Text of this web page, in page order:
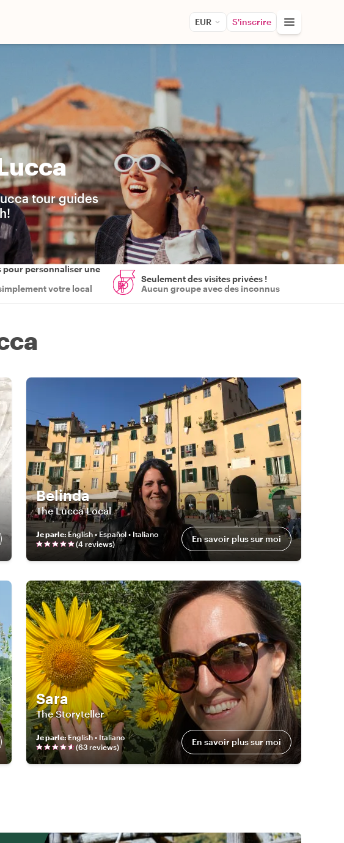
EUR S'inscrire
tour guides
pour personnaliser une
votre local
Seulement des visites privées !
Aucun groupe avec des inconnus
Belinda
The Lucca Local
Je parle: English • Español • Italiano
(4 reviews) En savoir plus sur moi
Sara
The Storyteller
Je parle:English • Italiano
(63 reviews) En savoir plus sur moi